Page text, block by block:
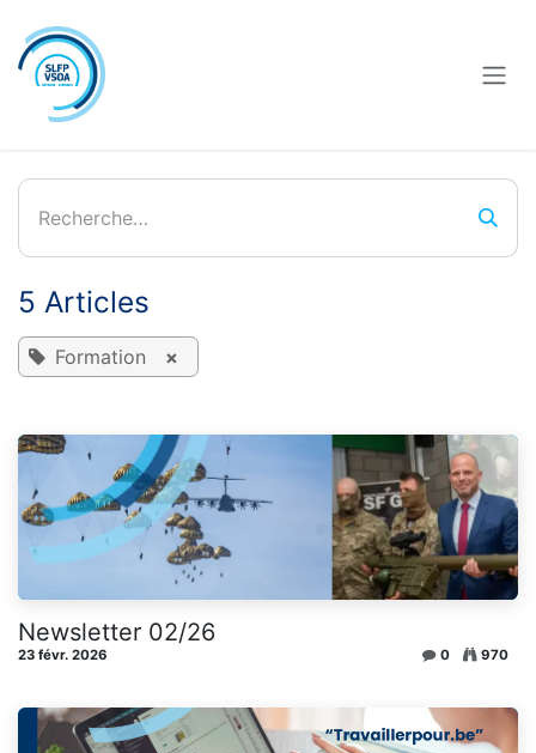
5 Articles
Formation ×
Newsletter 02/26
23 févr. 2026 0 970